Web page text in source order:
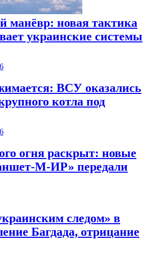
манёвр: новая тактика
украинские системы
ВСУ оказались
котла под
огня раскрыт: новые
М-ИР» передали
следом» в
Багдада, отрицание